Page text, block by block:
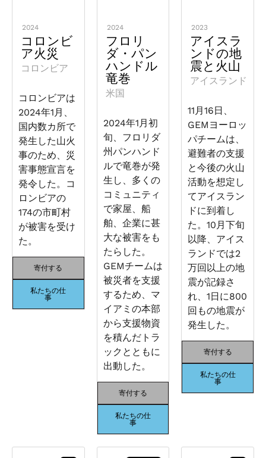
2024
コロンビ
ア火災
コロンビア
コロンビアは
2024年1月、
国内数カ所で
発生した山火
事のため、災
害事態宣言を
発令した。コ
ロンビアの
174の市町村
が被害を受け
た。
寄付する
私たちの仕
事
2024
フロリ
ダ・パン
ハンドル
竜巻
米国
2024年1月初
旬、フロリダ
州パンハンド
ルで竜巻が発
生し、多くの
コミュニティ
で家屋、船
舶、企業に甚
大な被害をも
たらした。
GEMチームは
被災者を支援
するため、マ
イアミの本部
から支援物資
を積んだトラ
ックとともに
出動した。
寄付する
私たちの仕
事
2023
アイスラ
ンドの地
震と火山
アイスランド
11月16日、
GEMヨーロッ
パチームは、
避難者の支援
と今後の火山
活動を想定し
てアイスラン
ドに到着し
た。10月下旬
以降、アイス
ランドでは2
万回以上の地
震が記録さ
れ、1日に800
回もの地震が
発生した。
寄付する
私たちの仕
事